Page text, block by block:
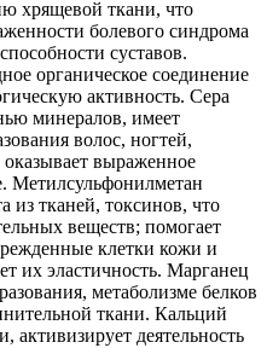
хрящевой ткани, что
болевого синдрома
суставов.
органическое соединение
активность. Сера
минералов, имеет
волос, ногтей,
выраженное
Метилсульфонилметан
из тканей, токсинов, что
веществ; помогает
клетки кожи и
их эластичность. Марганец
метаболизме белков
ткани. Кальций
активизирует деятельность